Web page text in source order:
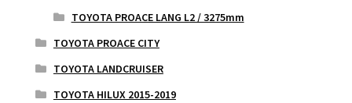
TOYOTA PROACE LANG L2 / 3275mm
TOYOTA PROACE CITY
TOYOTA LANDCRUISER
TOYOTA HILUX 2015-2019